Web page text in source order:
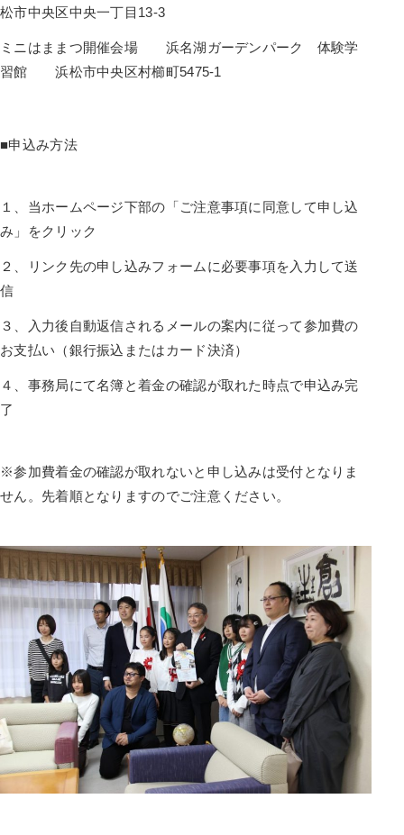
松市中央区中央一丁目13-3
ミニはままつ開催会場 浜名湖ガーデンパーク 体験学
習館 浜松市中央区村櫛町5475-1
■申込み方法
１、当ホームページ下部の「ご注意事項に同意して申し込
み」をクリック
２、リンク先の申し込みフォームに必要事項を入力して送
信
３、入力後自動返信されるメールの案内に従って参加費の
お支払い（銀行振込またはカード決済）
４、事務局にて名簿と着金の確認が取れた時点で申込み完
了
※参加費着金の確認が取れないと申し込みは受付となりま
せん。先着順となりますのでご注意ください。